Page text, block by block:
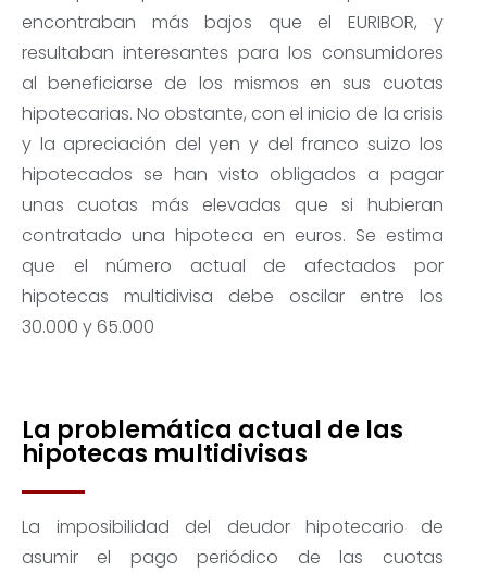
encontraban más bajos que el EURIBOR, y
resultaban interesantes para los consumidores
al beneficiarse de los mismos en sus cuotas
hipotecarias. No obstante, con el inicio de la crisis
y la apreciación del yen y del franco suizo los
hipotecados se han visto obligados a pagar
unas cuotas más elevadas que si hubieran
contratado una hipoteca en euros. Se estima
que el número actual de afectados por
hipotecas multidivisa debe oscilar entre los
30.000 y 65.000
La problemática actual de las
hipotecas multidivisas
La imposibilidad del deudor hipotecario de
asumir el pago periódico de las cuotas